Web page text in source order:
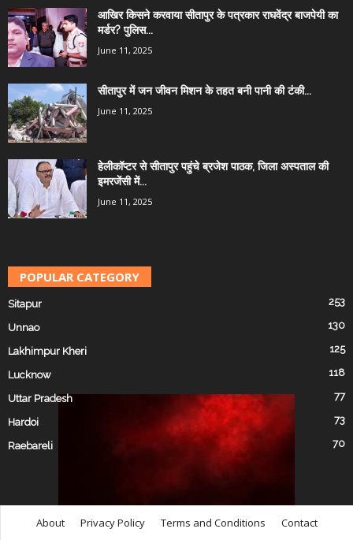
आखिर किसने करवाया सीतापुर के पत्रकार राघवेंद्र बाजपेयी का
मर्डर? पुलिस...
June 11, 2025
सीतापुर में जन जीवन मिशन के तहत बनी पानी की टंकी...
June 11, 2025
हेलीकॉप्टर से सीतापुर पहुंचे ब्रजेश पाठक, जिला अस्पताल की
इमरजेंसी में...
June 11, 2025
POPULAR CATEGORY
Sitapur 253
Unnao 130
Lakhimpur Kheri 125
Lucknow 118
Uttar Pradesh 77
Hardoi 73
Raebareli 70
About Privacy Policy Terms and Conditions
Contact